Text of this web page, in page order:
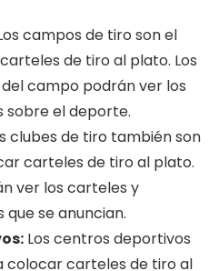
campos de tiro son el
de tiro al plato. Los
campo podrán ver los
sobre el deporte.
clubes de tiro también son
carteles de tiro al plato.
ver los carteles y
se anuncian.
Los centros deportivos
colocar carteles de tiro al